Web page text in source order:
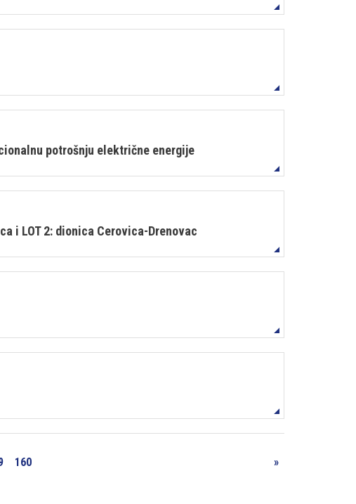
potrošnju električne energije
i LOT 2: dionica Cerovica-Drenovac
160 »